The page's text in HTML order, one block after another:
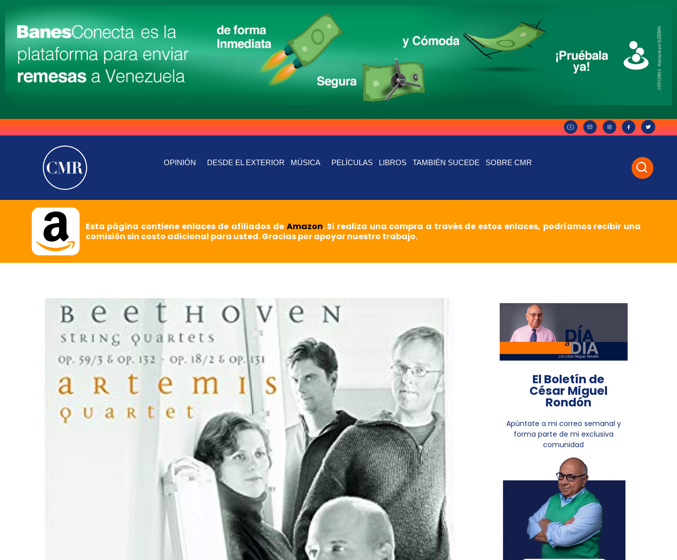
OPINIÓN DESDE EL EXTERIOR MÚSICA PELÍCULAS LIBROS TAMBIÉN SUCEDE SOBRE CMR
Esta página contiene enlaces de afiliados de Amazon. Si realiza una compra a través de estos enlaces, podríamos recibir una
comisión sin costo adicional para usted. Gracias por apoyar nuestro trabajo.
El Boletín de
César Miguel
Rondón
Apúntate a mi correo semanal y
forma parte de mi exclusiva
comunidad